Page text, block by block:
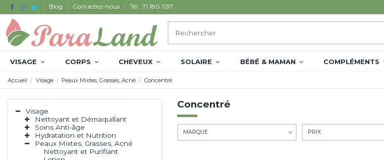
Blog Contactez-nous Tél : 71 180 037
VISAGE CORPS CHEVEUX SOLAIRE BÉBÉ & MAMAN COMPLÉMENTS
Accueil Visage Peaux Mixtes, Grasses, Acné Concentré
Visage
Nettoyant et Démaquillant
Soins Anti-âge
Hydratation et Nutrition
Peaux Mixtes, Grasses, Acné
Nettoyant et Purifiant
Concentré
MARQUE PRIX